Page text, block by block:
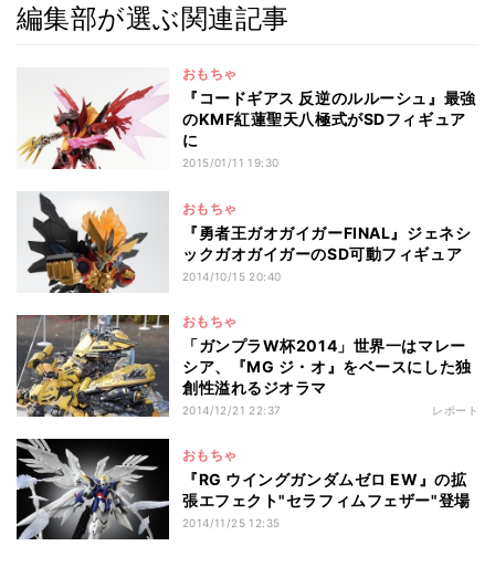
編集部が選ぶ関連記事
おもちゃ
『コードギアス 反逆のルルーシュ』最強
のKMF紅蓮聖天八極式がSDフィギュア
に
2015/01/11 19:30
おもちゃ
『勇者王ガオガイガーFINAL』ジェネシ
ックガオガイガーのSD可動フィギュア
2014/10/15 20:40
おもちゃ
「ガンプラW杯2014」世界一はマレー
シア、『MG ジ・オ』をベースにした独
創性溢れるジオラマ
2014/12/21 22:37 レポート
おもちゃ
『RG ウイングガンダムゼロ EW』の拡
張エフェクト"セラフィムフェザー"登場
2014/11/25 12:35